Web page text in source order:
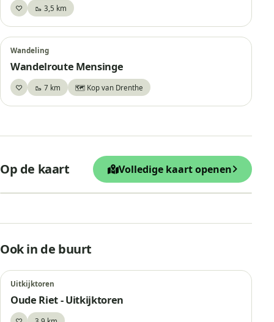
♡Bewaar🥾 3,5 km
Wandeling
Wandelroute Mensinge
♡Bewaar🥾 7 km 🗺️ Kop van Drenthe
Op de kaart Volledige kaart openen
Uitkijktoren
−
Ook in de buurt
Uitkijktoren
Oude Riet - Uitkijktoren